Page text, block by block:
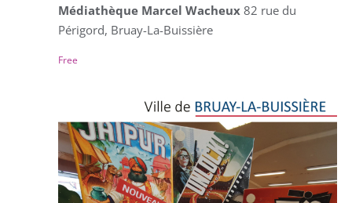
Médiathèque Marcel Wacheux 82 rue du
Périgord, Bruay-La-Buissière
Free